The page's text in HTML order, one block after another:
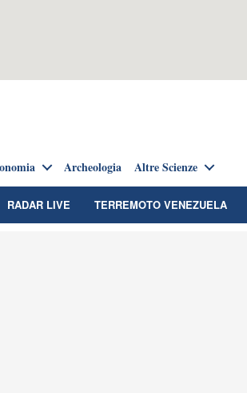
Archeologia Altre Scienze
RADAR LIVE TERREMOTO VENEZUELA